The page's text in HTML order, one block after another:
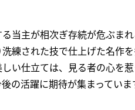
当主が相次ぎ存続が危ぶま
洗練された技で仕上げた名
い仕立ては、見る者の心を
の活躍に期待が集まっていま